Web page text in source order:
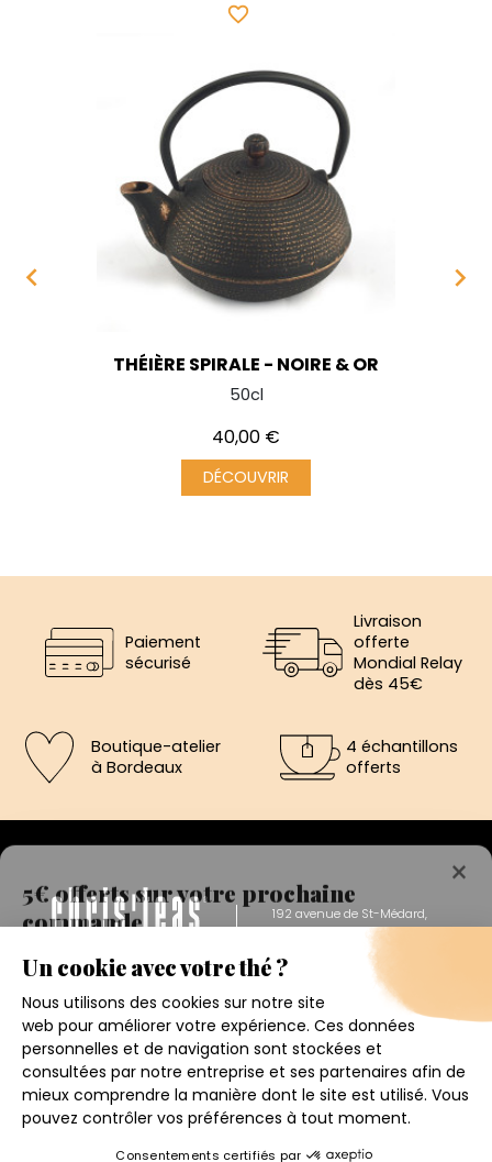

favorite_border
THÉIÈRE SPIRALE - NOIRE & OR
50cl
Prix
40,00 €
DÉCOUVRIR

Paiement
sécurisé
Livraison
offerte
Mondial Relay
dès 45€
Boutique-atelier
à Bordeaux
4 échantillons
offerts
192 avenue de St-Médard,
Eysines
Du lundi au vendredi de 12h à 19h
4.6★
×
5€ offerts sur votre prochaine
commande
Inscrivez vous a notre newsletter et recevez
immédiatement un bon de réduction de 5€.
Votre adresse email
J'accepte de recevoir la newsletter et j'ai pris connaissance
de la politique de confidentialité.
Conditions générales de ventes
Mentions légales
Politique de confidentialité
Contact